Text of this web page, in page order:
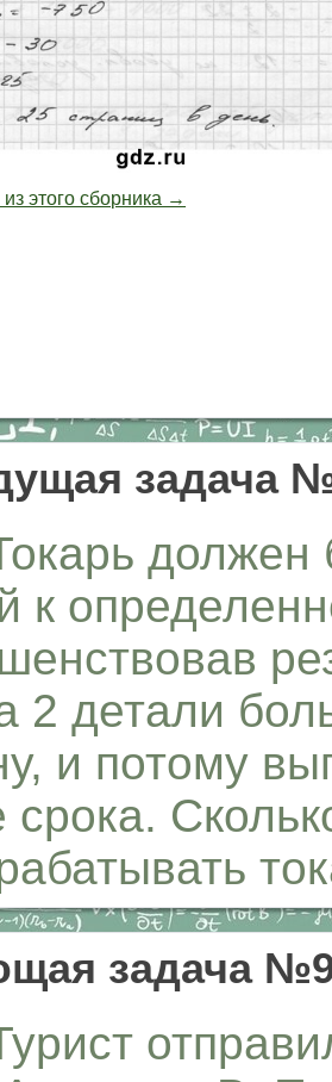
этого сборника →
задача
должен
к
2 детали
и потому
задача